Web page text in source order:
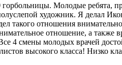
Молодые ребята,
художник. Я делал
такого отношения
отношение, а
4 смены молодых врачей
высокого класса!